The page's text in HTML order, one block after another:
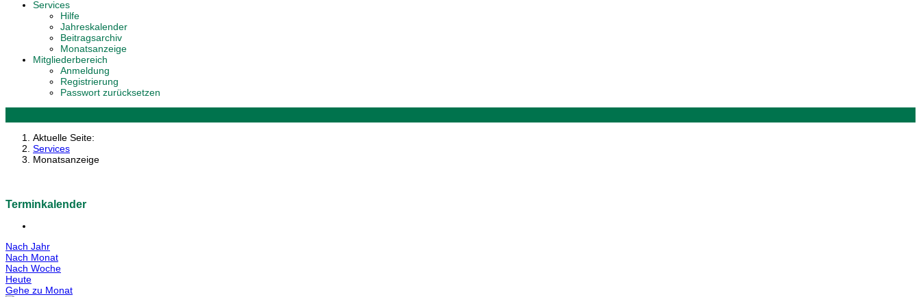
Services
Hilfe
Jahreskalender
Beitragsarchiv
Monatsanzeige
Mitgliederbereich
Anmeldung
Registrierung
Passwort zurücksetzen
Aktuelle Seite:
Services
Monatsanzeige
Terminkalender
Nach Jahr
Nach Monat
Nach Woche
Heute
Gehe zu Monat